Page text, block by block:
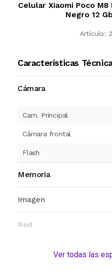
Celular Xiaomi Poco M8
Negro 12
Artículo:
Características
Cámara
Cam. Principal
Cámara frontal
Flash
Memoria
Imagen
Red
Conectividad
Ver todas las